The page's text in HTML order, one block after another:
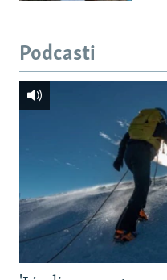
Podcasti